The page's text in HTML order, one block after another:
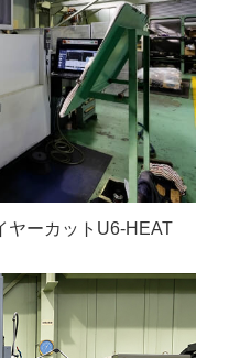
ーカットU6-HEAT